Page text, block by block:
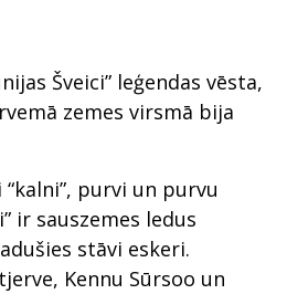
Šveici” leģendas vēsta,
zemes virsmā bija
purvi un purvu
ir sauszemes ledus
stāvi eskeri.
Kennu Sūrsoo un